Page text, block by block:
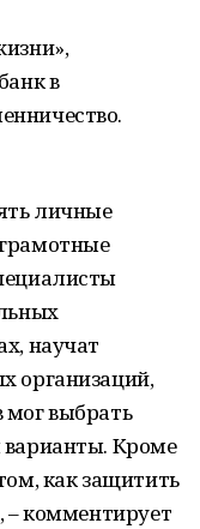
в
личные
научат
организаций,
выбрать
Кроме
как защитить
– комментирует